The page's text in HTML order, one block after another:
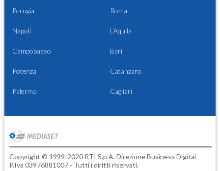
Perugia Roma
Napoli L'Aquila
Campobasso Bari
Potenza Catanzaro
Palermo Cagliari
Copyright © 1999-2020 RTI S.p.A. Direzione Business Digital -
P.Iva 03976881007 - Tutti i diritti riservati.